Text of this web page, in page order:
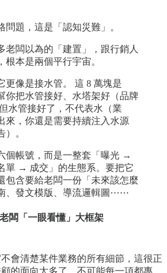
問題，這是「認知災難」。
老闆以為的「建置」，跟行銷人
根本是兩個平行宇宙。
更像是接水管。 這 8 萬塊是
你把水管接好、水塔架好（品牌
水管接好了，不代表水（業
來，你還是需要持續注入水源
）。
個帳號，而是一整套「曝光 →
→ 成交」的生態系。要把它
包含要給老闆一份「未來該怎麼
、發文模版、導流邏輯圖⋯⋯
闆「一眼看懂」大框架
會清楚某件業務的所有細節，這很正
的面向太多了，不可能每一項都專